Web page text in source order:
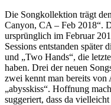
Die Songkollektion trägt
Canyon, CA – Feb 2018“.
ursprünglich im Februar
Sessions entstanden später
und „Two Hands“, die
haben. Drei der neuen
zwei kennt man bereits
„abysskiss“. Hoffnung
suggeriert, dass da